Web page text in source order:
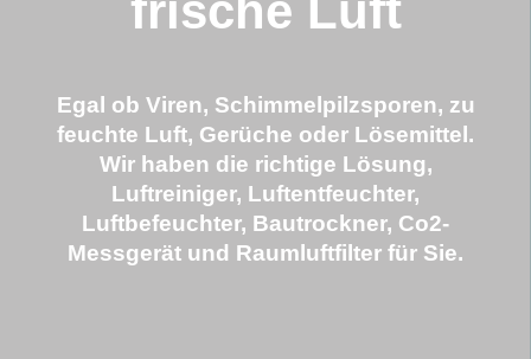
frische Luft
Egal ob Viren, Schimmelpilzsporen, zu
feuchte Luft, Gerüche oder Lösemittel.
Wir haben die richtige Lösung,
Luftreiniger, Luftentfeuchter,
Luftbefeuchter, Bautrockner, Co2-
Messgerät und Raumluftfilter für Sie.